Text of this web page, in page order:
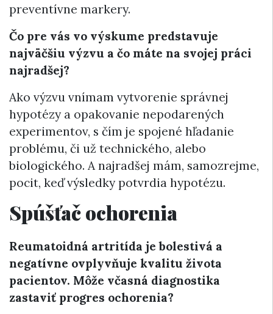
preventívne markery.
Čo pre vás vo výskume predstavuje
najväčšiu výzvu a čo máte na svojej práci
najradšej?
Ako výzvu vnímam vytvorenie správnej
hypotézy a opakovanie nepodarených
experimentov, s čím je spojené hľadanie
problému, či už technického, alebo
biologického. A najradšej mám, samozrejme,
pocit, keď výsledky potvrdia hypotézu.
Spúšťač ochorenia
Reumatoidná artritída je bolestivá a
negatívne ovplyvňuje kvalitu života
pacientov. Môže včasná diagnostika
zastaviť progres ochorenia?